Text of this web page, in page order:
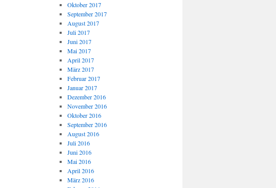
Oktober 2017
September 2017
August 2017
Juli 2017
Juni 2017
Mai 2017
April 2017
März 2017
Februar 2017
Januar 2017
Dezember 2016
November 2016
Oktober 2016
September 2016
August 2016
Juli 2016
Juni 2016
Mai 2016
April 2016
März 2016